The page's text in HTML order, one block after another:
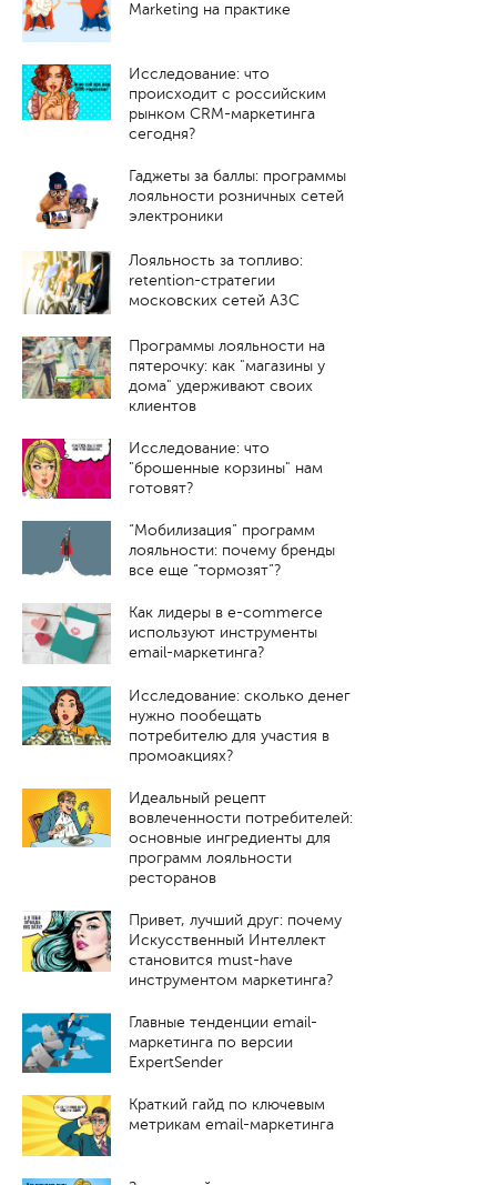
Marketing на практике
Исследование: что
происходит с российским
рынком CRM-маркетинга
сегодня?
Гаджеты за баллы: программы
лояльности розничных сетей
электроники
Лояльность за топливо:
retention-стратегии
московских сетей АЗС
Программы лояльности на
пятерочку: как "магазины у
дома" удерживают своих
клиентов
Исследование: что
"брошенные корзины" нам
готовят?
“Мобилизация” программ
лояльности: почему бренды
все еще “тормозят”?
Как лидеры в e-commerce
используют инструменты
email-маркетинга?
Исследование: сколько денег
нужно пообещать
потребителю для участия в
промоакциях?
Идеальный рецепт
вовлеченности потребителей:
основные ингредиенты для
программ лояльности
ресторанов
Привет, лучший друг: почему
Искусственный Интеллект
становится must-have
инструментом маркетинга?
Главные тенденции email-
маркетинга по версии
ExpertSender
Краткий гайд по ключевым
метрикам email-маркетинга